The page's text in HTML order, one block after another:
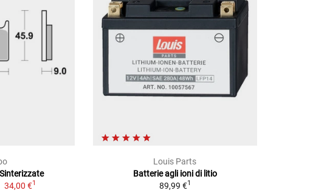
34,00 €1
Louis Parts
Batterie agli ioni di litio
89,99 €1